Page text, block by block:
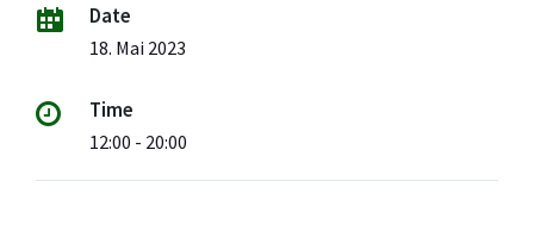
Date
18. Mai 2023
Time
12:00 - 20:00